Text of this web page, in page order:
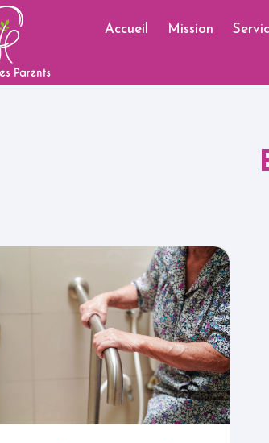
Accueil Mission